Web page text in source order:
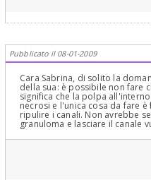
Pubblicato il 08-01-2009
Cara Sabrina, di solito la
della sua: è possibile non fare
significa che la polpa
necrosi e l'unica cosa da fare
ripulire i canali. Non avrebbe
granuloma e lasciare il canale